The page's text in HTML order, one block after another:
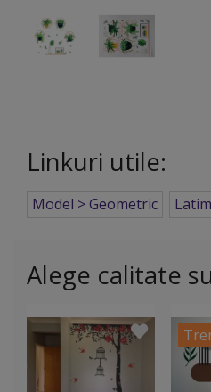
Linkuri utile:
Model > Geometric
Alege calitate